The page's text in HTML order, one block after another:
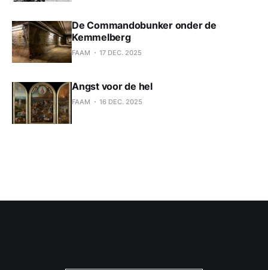
De Commandobunker onder de
Kemmelberg
FAAM 17 DEC. 2025
Angst voor de hel
FAAM 16 DEC. 2025